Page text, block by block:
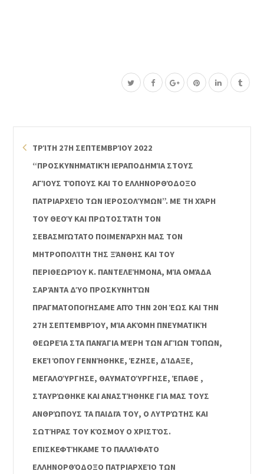
ΤΡΊΤΗ 27Η ΣΕΠΤΕΜΒΡΊΟΥ 2022
“ΠΡΟΣΚΥΝΗΜΑΤΙΚΉ ΙΕΡΑΠΟΔΗΜΊΑ ΣΤΟΥΣ
ΑΓΊΟΥΣ ΤΌΠΟΥΣ ΚΑΙ ΤΟ ΕΛΛΗΝΟΡΘΌΔΟΞΟ
ΠΑΤΡΙΑΡΧΕΊΟ ΤΩΝ ΙΕΡΟΣΟΛΎΜΩΝ”. ΜΕ ΤΗ ΧΆΡΗ
ΤΟΥ ΘΕΟΎ ΚΑΙ ΠΡΩΤΟΣΤΆΤΗ ΤΟΝ
ΣΕΒΑΣΜΙΏΤΑΤΟ ΠΟΙΜΕΝΆΡΧΗ ΜΑΣ ΤΟΝ
ΜΗΤΡΟΠΟΛΊΤΗ ΤΗΣ ΞΆΝΘΗΣ ΚΑΙ ΤΟΥ
ΠΕΡΙΘΕΩΡΊΟΥ Κ. ΠΑΝΤΕΛΕΉΜΟΝΑ, ΜΊΑ ΟΜΆΔΑ
ΣΑΡΆΝΤΑ ΔΎΟ ΠΡΟΣΚΥΝΗΤΏΝ
ΠΡΑΓΜΑΤΟΠΟΙΉΣΑΜΕ ΑΠΌ ΤΗΝ 20Η ΈΩΣ ΚΑΙ ΤΗΝ
27Η ΣΕΠΤΕΜΒΡΊΟΥ, ΜΊΑ ΑΚΌΜΗ ΠΝΕΥΜΑΤΙΚΉ
ΘΕΩΡΕΊΑ ΣΤΑ ΠΑΝΆΓΙΑ ΜΈΡΗ ΤΩΝ ΑΓΊΩΝ ΤΌΠΩΝ,
ΕΚΕΊ ΌΠΟΥ ΓΕΝΝΉΘΗΚΕ, ΈΖΗΣΕ, ΔΊΔΑΞΕ,
ΜΕΓΑΛΟΎΡΓΗΣΕ, ΘΑΥΜΑΤΟΎΡΓΗΣΕ, ΈΠΑΘΕ ,
ΣΤΑΥΡΏΘΗΚΕ ΚΑΙ ΑΝΑΣΤΉΘΗΚΕ ΓΙΑ ΜΑΣ ΤΟΥΣ
ΑΝΘΡΏΠΟΥΣ ΤΑ ΠΑΙΔΙΆ ΤΟΥ, Ο ΛΥΤΡΏΤΗΣ ΚΑΙ
ΣΩΤΉΡΑΣ ΤΟΥ ΚΌΣΜΟΥ Ο ΧΡΙΣΤΌΣ.
ΕΠΙΣΚΕΦΤΉΚΑΜΕ ΤΟ ΠΑΛΑΊΦΑΤΟ
ΕΛΛΗΝΟΡΘΌΔΟΞΟ ΠΑΤΡΙΑΡΧΕΊΟ ΤΩΝ